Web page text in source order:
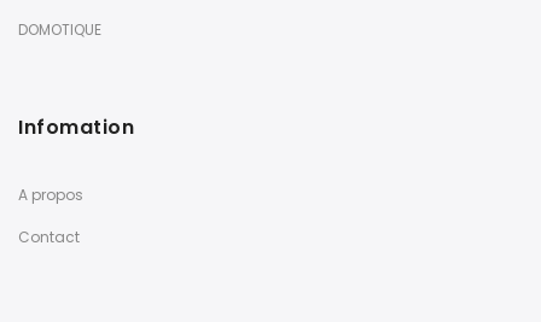
DOMOTIQUE
Infomation
A propos
Contact